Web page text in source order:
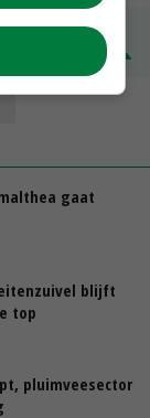
gaat
blijft
top
pluimveesector